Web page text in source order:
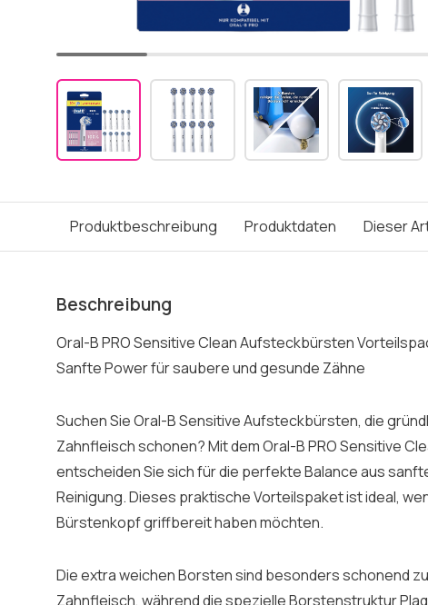
Produktbeschreibung Produktdaten Dieser
Beschreibung
Oral-B PRO Sensitive Clean Aufsteckbürsten
Sanfte Power für saubere und gesunde Zähne
Suchen Sie Oral-B Sensitive Aufsteckbürsten, die
Zahnfleisch schonen? Mit dem Oral-B PRO Sensitive
entscheiden Sie sich für die perfekte Balance aus
Reinigung. Dieses praktische Vorteilspaket ist ideal,
Bürstenkopf griffbereit haben möchten.
Die extra weichen Borsten sind besonders schonend
Zahnfleisch, während die spezielle Borstenstruktur